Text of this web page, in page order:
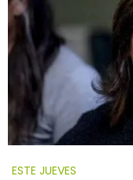
ESTE JUEVES